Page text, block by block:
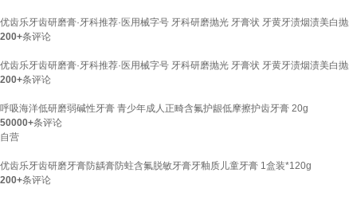
优齿乐牙齿研磨膏·牙科推荐·医用械字号 牙科研磨抛光 牙膏状 牙黄牙渍烟渍美白
200+条评论
优齿乐牙齿研磨膏·牙科推荐·医用械字号 牙科研磨抛光 牙膏状 牙黄牙渍烟渍美
200+条评论
呼吸海洋低研磨弱碱性牙膏 青少年成人正畸含氟护龈低摩擦护齿牙膏 20g
50000+条评论
自营
优齿乐牙齿研磨牙膏防龋膏防蛀含氟脱敏牙膏牙釉质儿童牙膏 1盒装*120g
200+条评论